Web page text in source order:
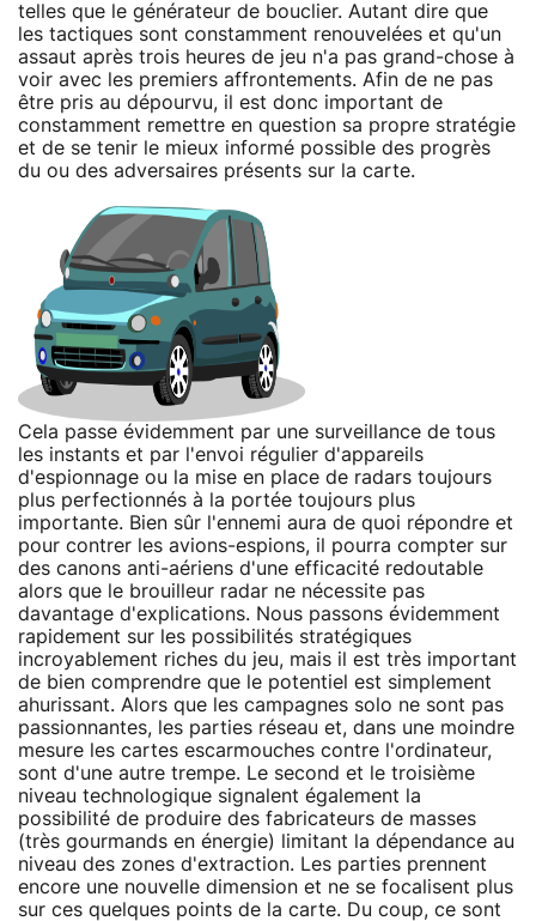
telles que le générateur de bouclier. Autant dire que
les tactiques sont constamment renouvelées et qu'un
assaut après trois heures de jeu n'a pas grand-chose à
voir avec les premiers affrontements. Afin de ne pas
être pris au dépourvu, il est donc important de
constamment remettre en question sa propre stratégie
et de se tenir le mieux informé possible des progrès
du ou des adversaires présents sur la carte.
Cela passe évidemment par une surveillance de tous
les instants et par l'envoi régulier d'appareils
d'espionnage ou la mise en place de radars toujours
plus perfectionnés à la portée toujours plus
importante. Bien sûr l'ennemi aura de quoi répondre et
pour contrer les avions-espions, il pourra compter sur
des canons anti-aériens d'une efficacité redoutable
alors que le brouilleur radar ne nécessite pas
davantage d'explications. Nous passons évidemment
rapidement sur les possibilités stratégiques
incroyablement riches du jeu, mais il est très important
de bien comprendre que le potentiel est simplement
ahurissant. Alors que les campagnes solo ne sont pas
passionnantes, les parties réseau et, dans une moindre
mesure les cartes escarmouches contre l'ordinateur,
sont d'une autre trempe. Le second et le troisième
niveau technologique signalent également la
possibilité de produire des fabricateurs de masses
(très gourmands en énergie) limitant la dépendance au
niveau des zones d'extraction. Les parties prennent
encore une nouvelle dimension et ne se focalisent plus
sur ces quelques points de la carte. Du coup, ce sont